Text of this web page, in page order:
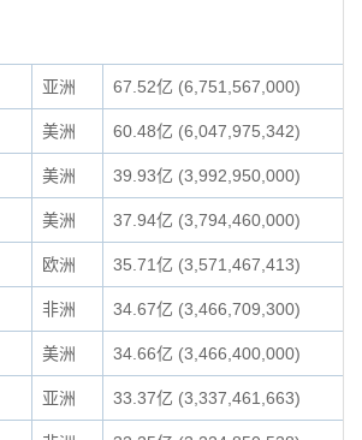
亚洲 67.52亿 (6,751,567,000)
美洲 60.48亿 (6,047,975,342)
美洲 39.93亿 (3,992,950,000)
美洲 37.94亿 (3,794,460,000)
欧洲 35.71亿 (3,571,467,413)
非洲 34.67亿 (3,466,709,300)
美洲 34.66亿 (3,466,400,000)
亚洲 33.37亿 (3,337,461,663)